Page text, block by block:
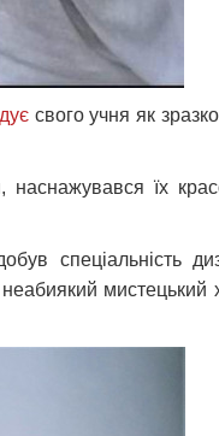
свого учня як
наснажувався їх
спеціальність
мистецький